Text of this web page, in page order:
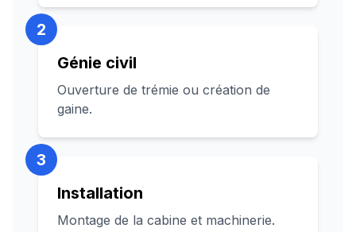
2
Génie civil
Ouverture de trémie ou création de
gaine.
3
Installation
Montage de la cabine et machinerie.